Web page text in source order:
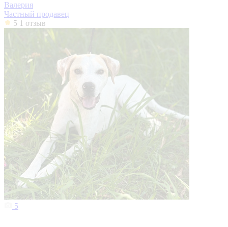
Валерия
Частный продавец
5 1 отзыв
5